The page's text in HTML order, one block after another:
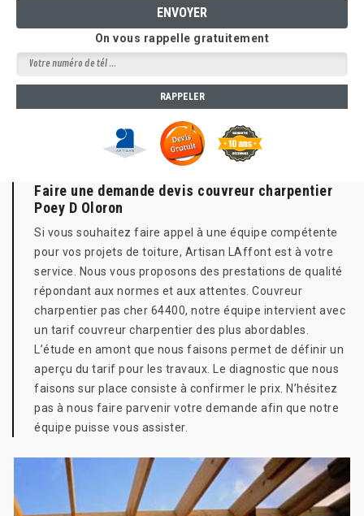
On vous rappelle gratuitement
Faire une demande devis couvreur charpentier
Poey D Oloron
Si vous souhaitez faire appel à une équipe compétente
pour vos projets de toiture, Artisan LAffont est à votre
service. Nous vous proposons des prestations de qualité
répondant aux normes et aux attentes. Couvreur
charpentier pas cher 64400, notre équipe intervient avec
un tarif couvreur charpentier des plus abordables.
L’étude en amont que nous faisons permet de définir un
aperçu du tarif pour les travaux. Le diagnostic que nous
faisons sur place consiste à confirmer le prix. N’hésitez
pas à nous faire parvenir votre demande afin que notre
équipe puisse vous assister.